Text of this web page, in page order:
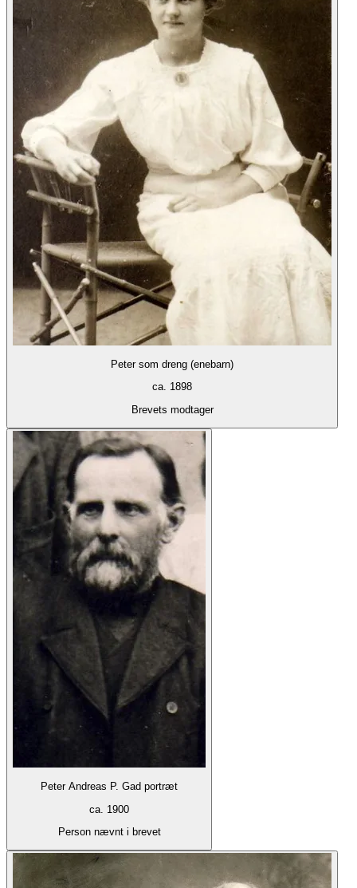
Peter som dreng (enebarn)
ca. 1898
Brevets modtager
Peter Andreas P. Gad portræt
ca. 1900
Person nævnt i brevet